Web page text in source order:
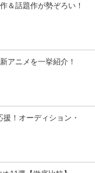
＆話題作が勢ぞろい！
アニメを一挙紹介！
！オーディション・